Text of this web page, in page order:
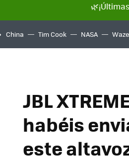
China Tim Cook NASA Waze
JBL
habéis
este